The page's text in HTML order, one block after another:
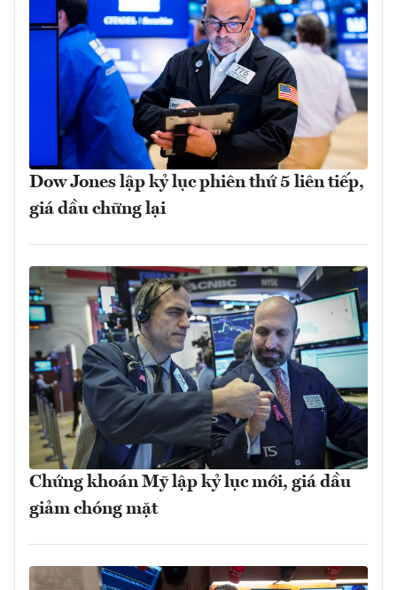
Dow Jones lập kỷ lục phiên thứ 5 liên tiếp,
giá dầu chững lại
Chứng khoán Mỹ lập kỷ lục mới, giá dầu
giảm chóng mặt